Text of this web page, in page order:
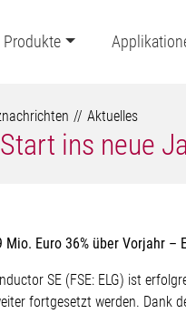
Produkte
Aktuelles
ins neue
Euro 36% über Vorjahr –
SE (FSE: ELG) ist
fortgesetzt werden. Dank